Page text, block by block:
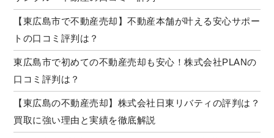
【東広島市で不動産売却】不動産本舗が叶える安心サポー
トの口コミ評判は？
東広島市で初めての不動産売却も安心！株式会社PLANの
口コミ評判は？
【東広島の不動産売却】株式会社日東リバティの評判は？
買取に強い理由と実績を徹底解説